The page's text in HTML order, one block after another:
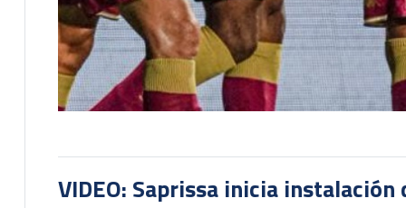
VIDEO: Saprissa inicia